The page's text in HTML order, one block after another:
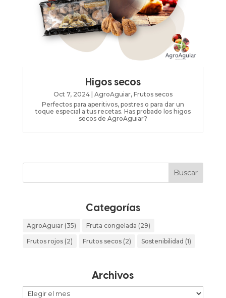
Higos secos
Oct 7, 2024| AgroAguiar, Frutos secos
Perfectos para aperitivos, postres o para dar un
toque especial a tus recetas. Has probado los higos
secos de AgroAguiar?
Categorías
AgroAguiar(35) Fruta congelada (29)
Frutos rojos(2) Frutos secos(2) Sostenibilidad (1)
Archivos
Archivos